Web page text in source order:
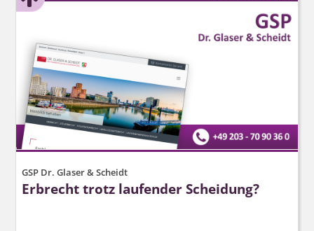
GSP Dr. Glaser & Scheidt
Erbrecht trotz laufender Scheidung?